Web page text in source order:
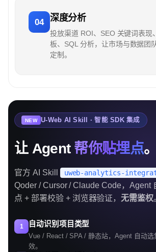
04 深度分析
投放渠道 ROI、SEO 关键词表现
板、SQL 分析，让市场与数据团
定制。
NEW U-Web AI Skill · 智能 SDK 集成
让 Agent 帮你贴埋点。
官方 AI Skill uweb-analytics-
Qoder / Cursor / Claude Code，Agent
点 + 部署校验 + 浏览器验证，无需鉴权
1 自动识别项目类型
Vue / React / SPA / 静态站，Agent 自动选
效。